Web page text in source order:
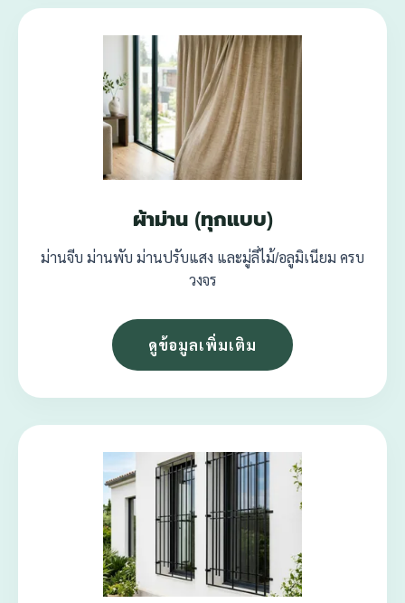
ผ้าม่าน (ทุกแบบ)
ม่านจีบ ม่านพับ ม่านปรับแสง และมู่ลี่ไม้/อลูมิเนียม ครบ
วงจร
ดูข้อมูลเพิ่มเติม